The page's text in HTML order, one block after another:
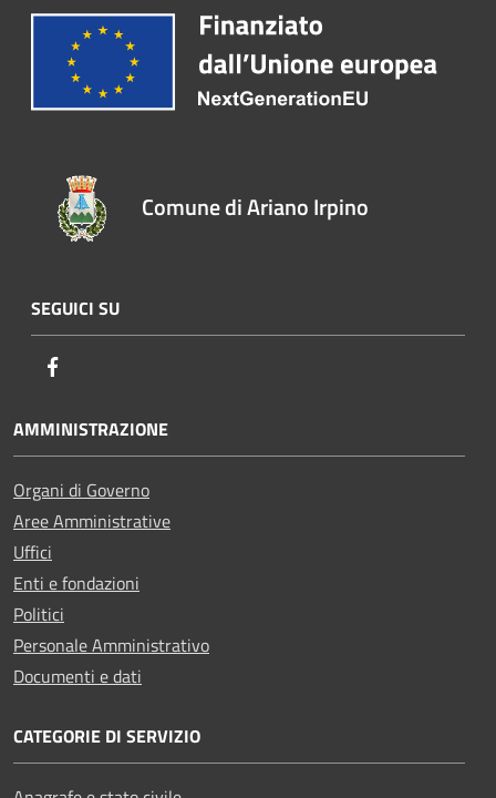
Comune di Ariano Irpino
SEGUICI SU
AMMINISTRAZIONE
Organi di Governo
Aree Amministrative
Uffici
Enti e fondazioni
Politici
Personale Amministrativo
Documenti e dati
CATEGORIE DI SERVIZIO